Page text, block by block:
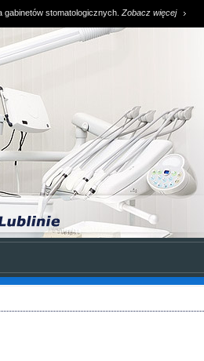
stomatologicznych. Zobacz więcej